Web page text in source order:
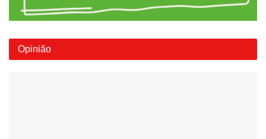
Opinião